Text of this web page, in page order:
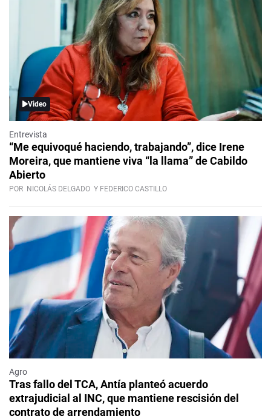
Video
Entrevista
“Me equivoqué haciendo, trabajando”, dice Irene
Moreira, que mantiene viva “la llama” de Cabildo
Abierto
POR NICOLÁS DELGADO Y FEDERICO CASTILLO
Agro
Tras fallo del TCA, Antía planteó acuerdo
extrajudicial al INC, que mantiene rescisión del
contrato de arrendamiento